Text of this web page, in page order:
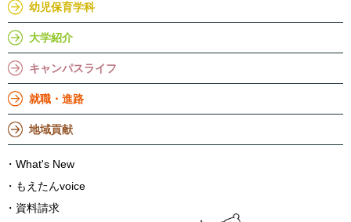
幼児保育学科
大学紹介
キャンパスライフ
就職・進路
地域貢献
What's New
もえたんvoice
資料請求